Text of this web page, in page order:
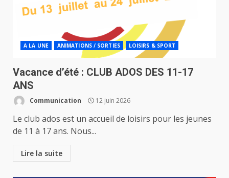
A LA UNE ANIMATIONS / SORTIES LOISIRS & SPORT
Vacance d’été : CLUB ADOS DES 11-17
ANS
Communication 12 juin 2026
Le club ados est un accueil de loisirs pour les jeunes
de 11 à 17 ans. Nous...
Lire la suite